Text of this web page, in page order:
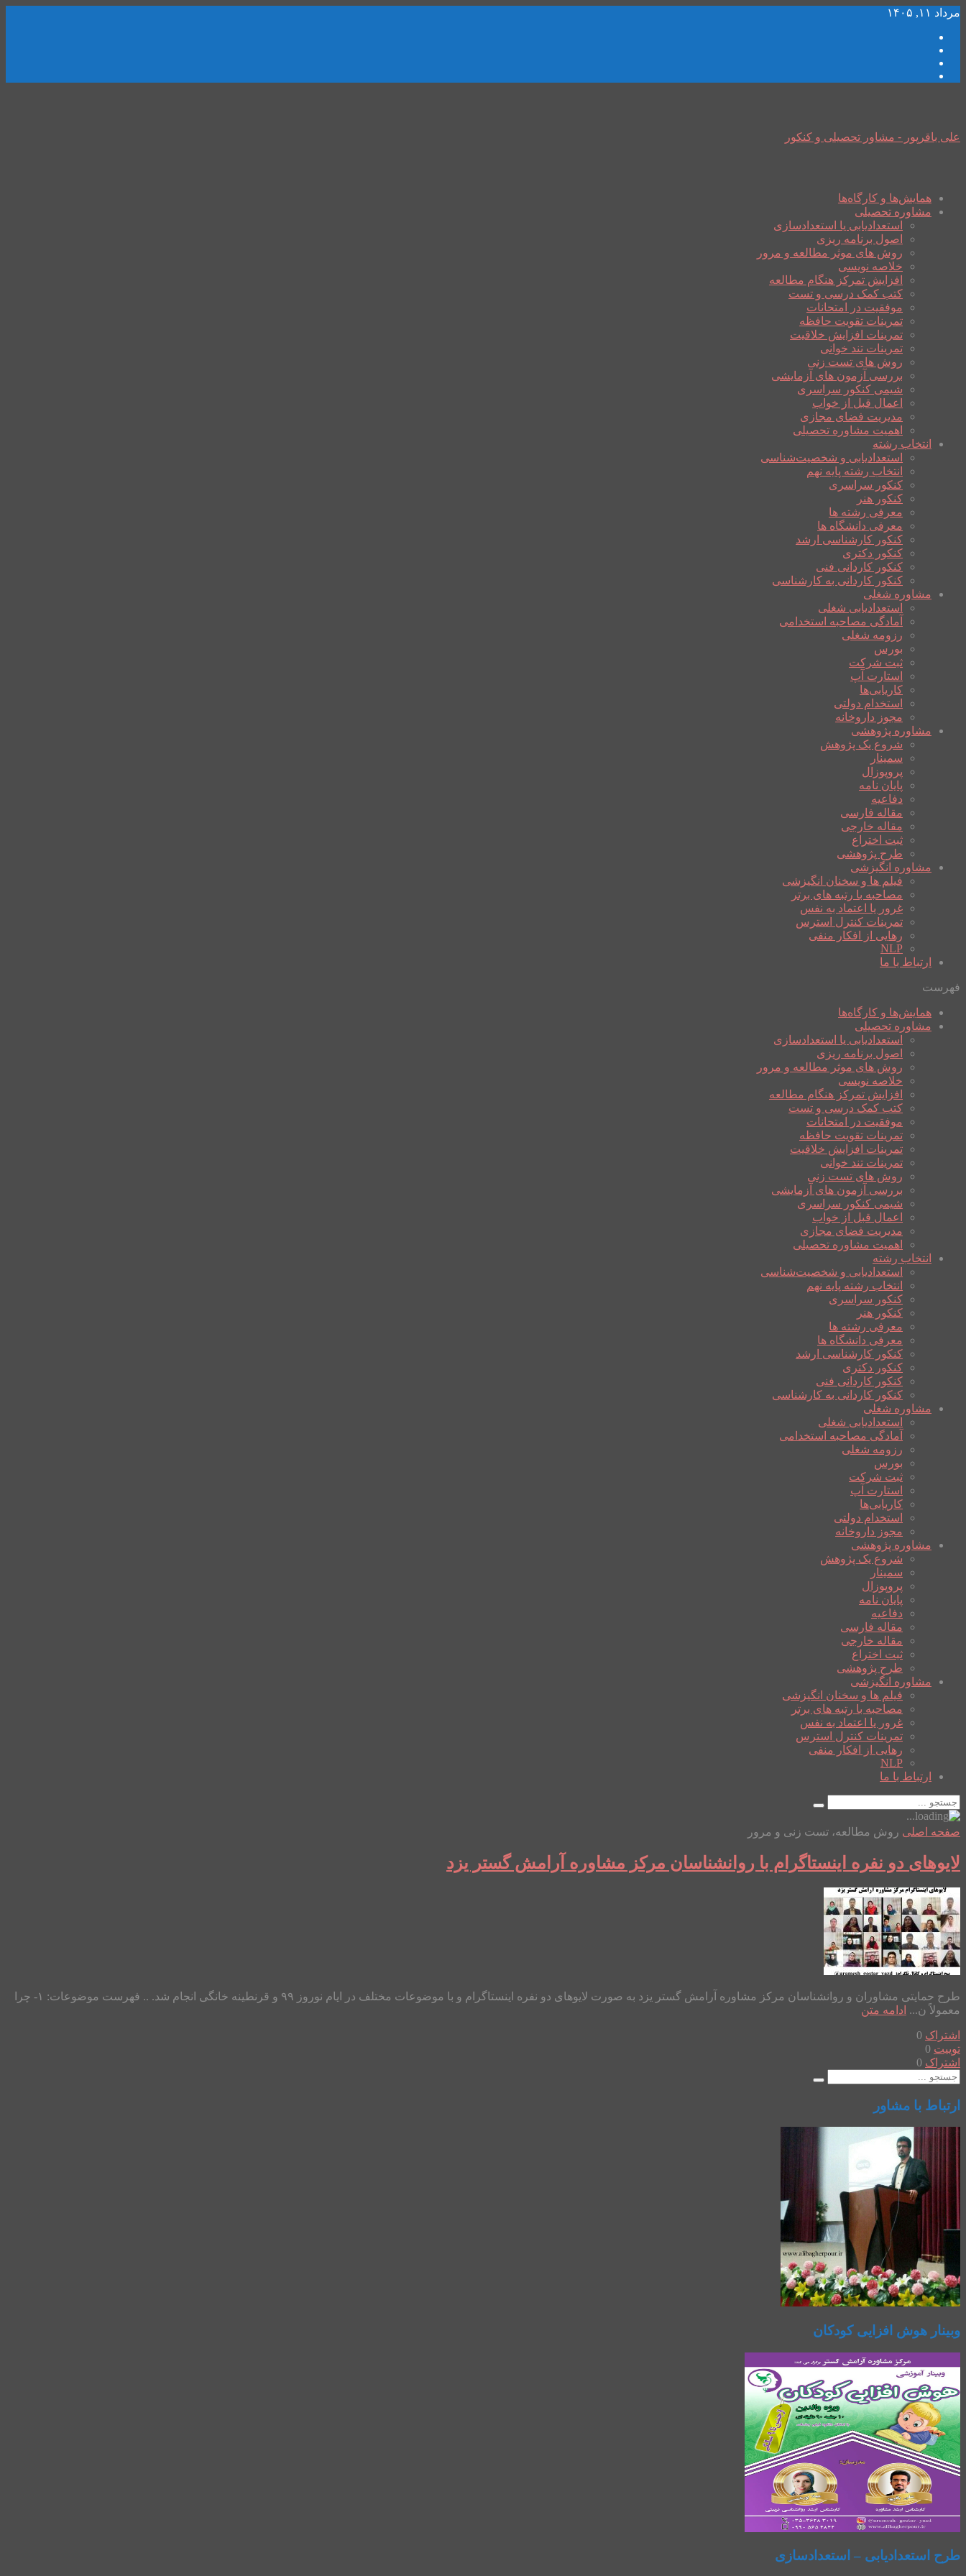
مرداد ۱۱, ۱۴۰۵
علی باقرپور - مشاور تحصیلی و کنکور
همایش‌ها و کارگاه‌ها
مشاوره تحصیلی
استعدادیابی یا استعدادسازی
اصول برنامه ریزی
روش های موثر مطالعه و مرور
خلاصه نویسی
افزایش تمرکز هنگام مطالعه
کتب کمک درسی و تست
موفقیت در امتحانات
تمرینات تقویت حافظه
تمرینات افزایش خلاقیت
تمرینات تند خوانی
روش های تست زنی
بررسی آزمون های آزمایشی
شیمی کنکور سراسری
اعمال قبل از خواب
مدیریت فضای مجازی
اهمیت مشاوره تحصیلی
انتخاب رشته
استعدادیابی و شخصیت‌شناسی
انتخاب رشته پایه نهم
کنکور سراسری
کنکور هنر
معرفی رشته ها
معرفی دانشگاه ها
کنکور کارشناسی ارشد
کنکور دکتری
کنکور کاردانی فنی
کنکور کاردانی به کارشناسی
مشاوره شغلی
استعدادیابی شغلی
آمادگی مصاحبه استخدامی
رزومه شغلی
بورس
ثبت شرکت
استارت آپ
کاریابی‌ها
استخدام دولتی
مجوز داروخانه
مشاوره پژوهشی
شروع یک پژوهش
سمینار
پروپوزال
پایان نامه
دفاعیه
مقاله فارسی
مقاله خارجی
ثبت اختراع
طرح پژوهشی
مشاوره انگیزشی
فیلم ها و سخنان انگیزشی
مصاحبه با رتبه های برتر
غرور یا اعتماد به نفس
تمرینات کنترل استرس
رهایی از افکار منفی
NLP
ارتباط با ما
فهرست
همایش‌ها و کارگاه‌ها
مشاوره تحصیلی
استعدادیابی یا استعدادسازی
اصول برنامه ریزی
روش های موثر مطالعه و مرور
خلاصه نویسی
افزایش تمرکز هنگام مطالعه
کتب کمک درسی و تست
موفقیت در امتحانات
تمرینات تقویت حافظه
تمرینات افزایش خلاقیت
تمرینات تند خوانی
روش های تست زنی
بررسی آزمون های آزمایشی
شیمی کنکور سراسری
اعمال قبل از خواب
مدیریت فضای مجازی
اهمیت مشاوره تحصیلی
انتخاب رشته
استعدادیابی و شخصیت‌شناسی
انتخاب رشته پایه نهم
کنکور سراسری
کنکور هنر
معرفی رشته ها
معرفی دانشگاه ها
کنکور کارشناسی ارشد
کنکور دکتری
کنکور کاردانی فنی
کنکور کاردانی به کارشناسی
مشاوره شغلی
استعدادیابی شغلی
آمادگی مصاحبه استخدامی
رزومه شغلی
بورس
ثبت شرکت
استارت آپ
کاریابی‌ها
استخدام دولتی
مجوز داروخانه
مشاوره پژوهشی
شروع یک پژوهش
سمینار
پروپوزال
پایان نامه
دفاعیه
مقاله فارسی
مقاله خارجی
ثبت اختراع
طرح پژوهشی
مشاوره انگیزشی
فیلم ها و سخنان انگیزشی
مصاحبه با رتبه های برتر
غرور یا اعتماد به نفس
تمرینات کنترل استرس
رهایی از افکار منفی
NLP
ارتباط با ما
صفحه اصلی روش مطالعه، تست زنی و مرور
لایوهای دو نفره اینستاگرام با روانشناسان مرکز مشاوره آرامش گستر یزد
طرح حمایتی مشاوران و روانشناسان مرکز مشاوره آرامش گستر یزد به صورت لایوهای دو نفره اینستاگرام و با موضوعات مختلف در ایام نوروز ۹۹ و قرنطینه خانگی انجام شد. .. فهرست موضوعات: ۱- چرا
معمولاً ن... ادامه متن
اشتراک 0
توییت 0
اشتراک 0
ارتباط با مشاور
وبینار هوش افزایی کودکان
طرح استعدادیابی – استعدادسازی